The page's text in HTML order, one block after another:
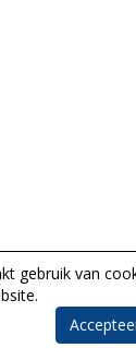
gebruik van